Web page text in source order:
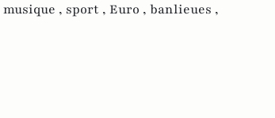
musique , sport , Euro , banlieues ,